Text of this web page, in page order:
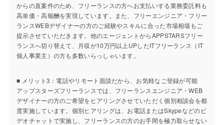
からの直案件のため、フリーランスの方へお支払いする業務委託料も
高単価・高報酬を実現しています。また、フリーエンジニア・フリー
ランスWEBデザイナーの方のご経験やスキルに合った市場相場もご
提示させていただきます。他のエージェントからAPPSTARSフリー
ランスへ切り替えて、月収が10万円以上UPしたITフリーランス（IT
個人事業主）の方も多数いらっしゃいます。
■ メリット3：電話やリモート面談だから、お気軽なご登録が可能
アップスターズフリーランスでは、フリーランスエンジニア・WEB
デザイナーの方のご希望をヒアリングさせていただく個別相談会を都
度実施しています。個別ヒアリングは、お電話またはSkypeなどのビ
デオチャットで実施し、フリーランスの方のお手間を極力取らせない